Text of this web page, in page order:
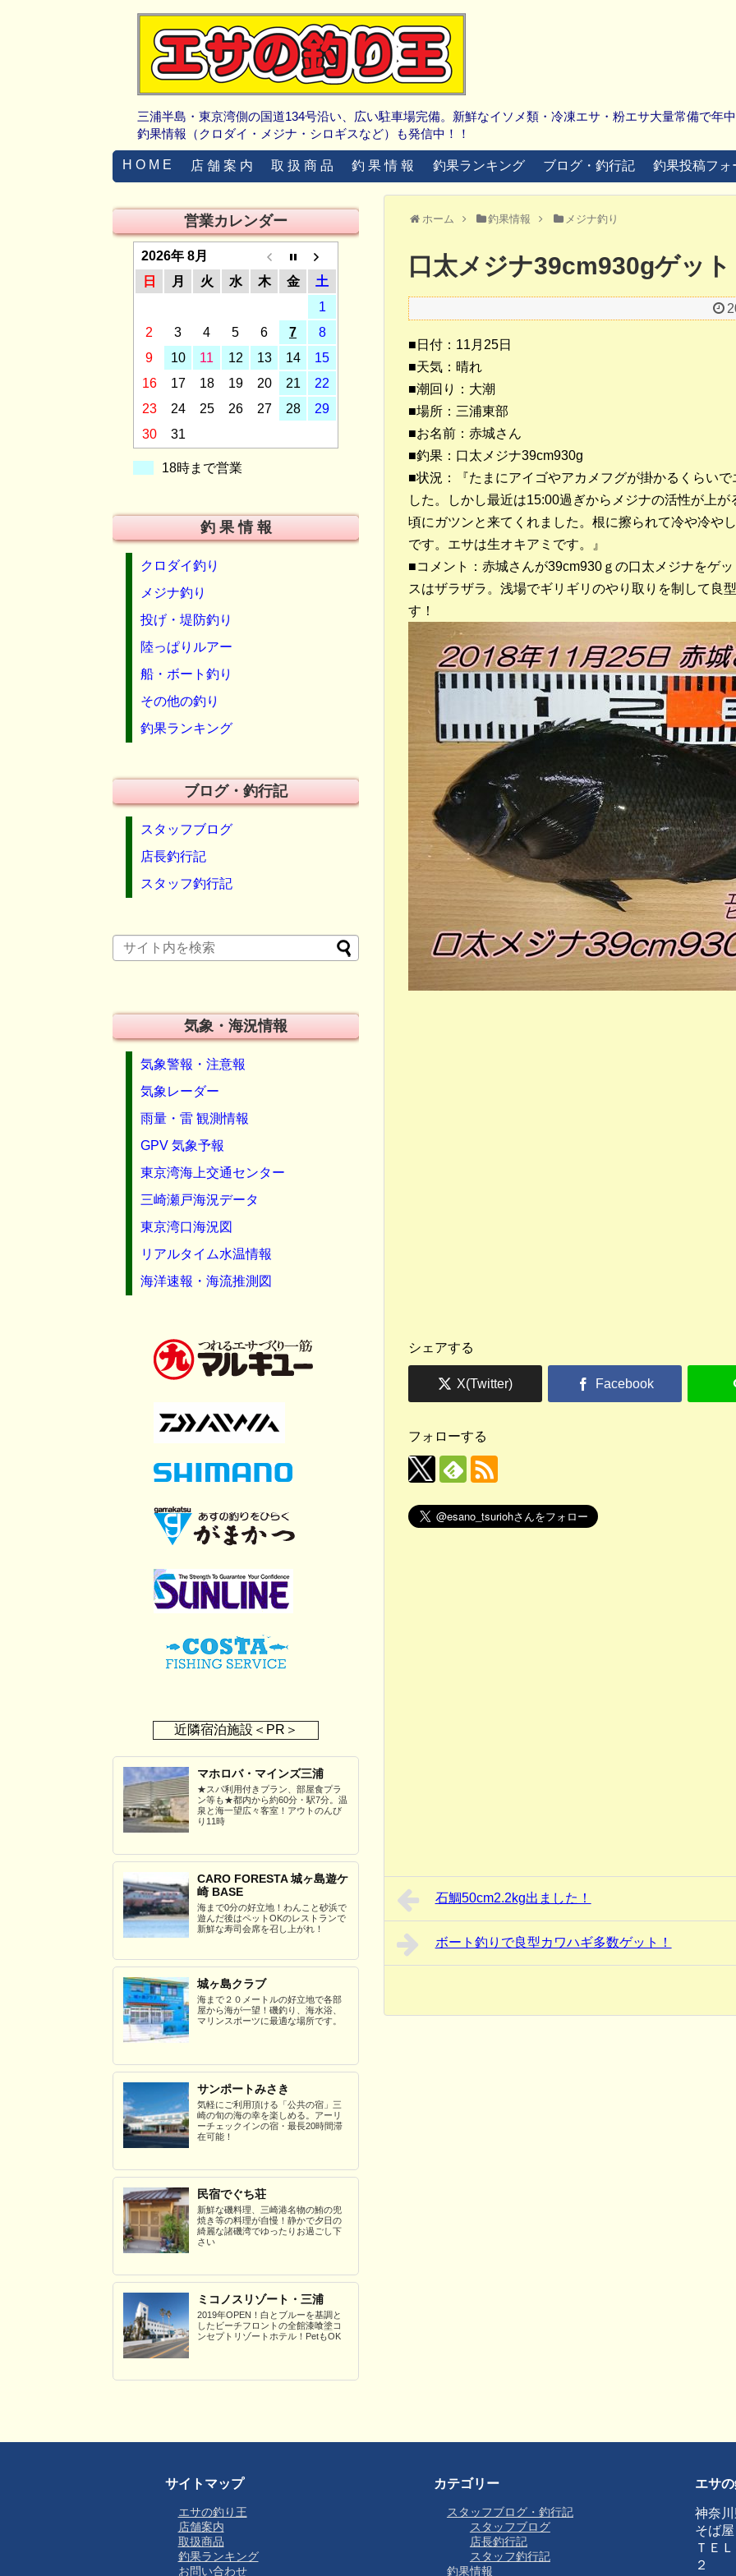
三浦半島・東京湾側の国道134号沿い、広い駐車場完備。新鮮なイソメ類・冷凍エサ・粉エサ大量常備で年
釣果情報（クロダイ・メジナ・シロギスなど）も発信中！！
H O M E 店 舗 案 内 取 扱 商 品 釣 果 情 報 釣果ランキング ブログ・釣行記 釣果投稿フォ
ホーム 釣果情報 メジナ釣り
口太メジナ39cm930gゲット
■日付：11月25日
■天気：晴れ
■潮回り：大潮
■場所：三浦東部
■お名前：赤城さん
■釣果：口太メジナ39cm930g
■状況：『たまにアイゴやアカメフグが掛かるくらい
した。しかし最近は15:00過ぎからメジナの活性が上
頃にガツンと来てくれました。根に擦られて冷や冷や
です。エサは生オキアミです。』
■コメント：赤城さんが39cm930ｇの口太メジナをゲ
スはザラザラ。浅場でギリギリのやり取りを制して良
す！
シェアする
フォローする
石鯛50cm2.2kg出ました！
ボート釣りで良型カワハギ多数ゲット！
営業カレンダー
2026年 8月
日
月 火 水 木 金
土
1
2
3 4 5 6 7
8
9
10 11 12 13 14
15
16
17 18 19 20 21
22
23
24 25 26 27 28
29
30
31
18時まで営業
釣 果 情 報
クロダイ釣り
メジナ釣り
投げ・堤防釣り
陸っぱりルアー
船・ボート釣り
その他の釣り
釣果ランキング
ブログ・釣行記
スタッフブログ
店長釣行記
スタッフ釣行記
気象・海況情報
気象警報・注意報
気象レーダー
雨量・雷 観測情報
GPV 気象予報
東京湾海上交通センター
三崎瀬戸海況データ
東京湾口海況図
リアルタイム水温情報
海洋速報・海流推測図
近隣宿泊施設＜PR＞
マホロバ・マインズ三浦
★スパ利用付きプラン、部屋食プラ
ン等も★都内から約60分・駅7分。温
泉と海一望広々客室！アウトのんび
り11時
CARO FORESTA 城ヶ島遊ケ
崎 BASE
海まで0分の好立地！わんこと砂浜で
遊んだ後はペットOKのレストランで
新鮮な寿司会席を召し上がれ！
城ヶ島クラブ
海まで２０メートルの好立地で各部
屋から海が一望！磯釣り、海水浴、
マリンスポーツに最適な場所です。
サンポートみさき
気軽にご利用頂ける「公共の宿」三
崎の旬の海の幸を楽しめる。アーリ
ーチェックインの宿・最長20時間滞
在可能！
民宿でぐち荘
新鮮な磯料理、三崎港名物の鮪の兜
焼き等の料理が自慢！静かで夕日の
綺麗な諸磯湾でゆったりお過ごし下
さい
ミコノスリゾート・三浦
2019年OPEN！白とブルーを基調と
したビーチフロントの全館漆喰塗コ
ンセプトリゾートホテル！PetもOK
サイトマップ
エサの釣り王
店舗案内
取扱商品
釣果ランキング
お問い合わせ
カテゴリー
スタッフブログ・釣行記
スタッフブログ
店長釣行記
スタッフ釣行記
釣果情報
エサ
神奈
そば
ＴＥ
２